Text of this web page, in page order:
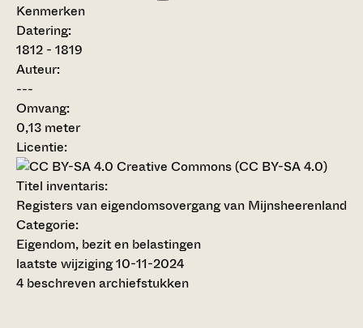
Kenmerken
Datering:
1812 - 1819
Auteur:
---
Omvang:
0,13 meter
Licentie:
Creative Commons (CC BY-SA 4.0)
Titel inventaris:
Registers van eigendomsovergang van Mijnsheerenland
Categorie:
Eigendom, bezit en belastingen
laatste wijziging 10-11-2024
4 beschreven archiefstukken